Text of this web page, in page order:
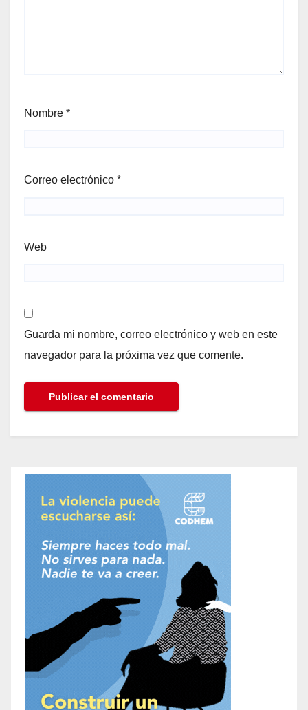
Nombre *
Correo electrónico *
Web
Guarda mi nombre, correo electrónico y web en este
navegador para la próxima vez que comente.